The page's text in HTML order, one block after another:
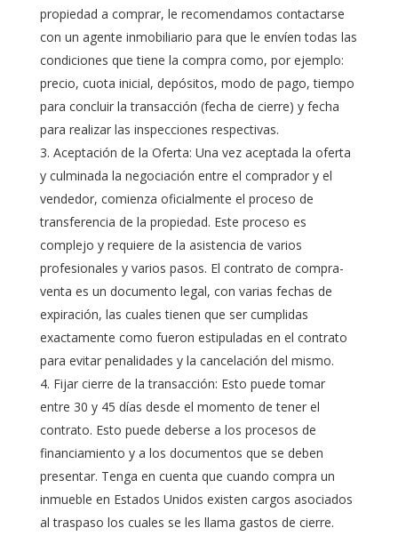
propiedad a comprar, le recomendamos contactarse
con un agente inmobiliario para que le envíen todas las
condiciones que tiene la compra como, por ejemplo:
precio, cuota inicial, depósitos, modo de pago, tiempo
para concluir la transacción (fecha de cierre) y fecha
para realizar las inspecciones respectivas.
Aceptación de la Oferta: Una vez aceptada la oferta
y culminada la negociación entre el comprador y el
vendedor, comienza oficialmente el proceso de
transferencia de la propiedad. Este proceso es
complejo y requiere de la asistencia de varios
profesionales y varios pasos. El contrato de compra-
venta es un documento legal, con varias fechas de
expiración, las cuales tienen que ser cumplidas
exactamente como fueron estipuladas en el contrato
para evitar penalidades y la cancelación del mismo.
Fijar cierre de la transacción: Esto puede tomar
entre 30 y 45 días desde el momento de tener el
contrato. Esto puede deberse a los procesos de
financiamiento y a los documentos que se deben
presentar. Tenga en cuenta que cuando compra un
inmueble en Estados Unidos existen cargos asociados
al traspaso los cuales se les llama gastos de cierre.